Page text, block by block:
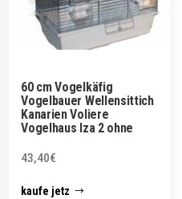
60 cm Vogelkäfig
Vogelbauer Wellensittich
Kanarien Voliere
Vogelhaus Iza 2 ohne
43,40€
kaufe jetz